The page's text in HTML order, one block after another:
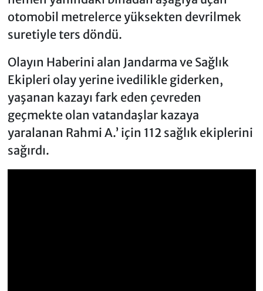
otomobil metrelerce yüksekten devrilmek
suretiyle ters döndü.
Olayın Haberini alan Jandarma ve Sağlık
Ekipleri olay yerine ivedilikle giderken,
yaşanan kazayı fark eden çevreden
geçmekte olan vatandaşlar kazaya
yaralanan Rahmi A.’ için 112 sağlık ekiplerini
sağırdı.